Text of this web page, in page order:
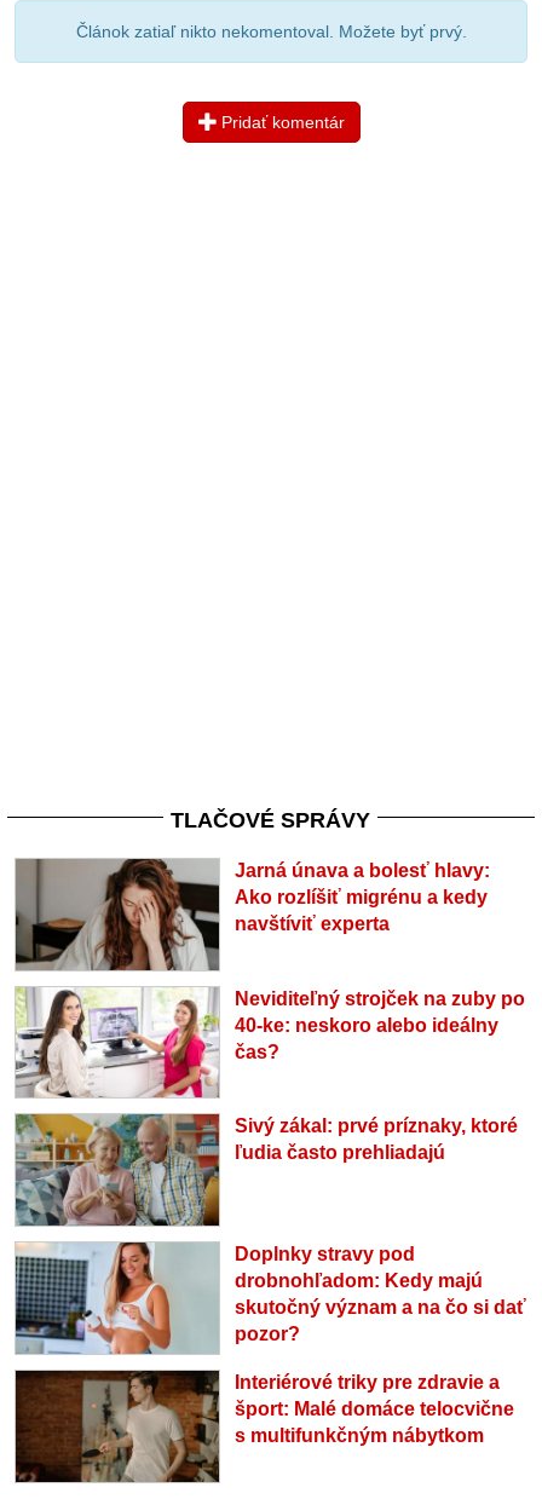
Článok zatiaľ nikto nekomentoval. Možete byť prvý.
Pridať komentár
TLAČOVÉ SPRÁVY
Jarná únava a bolesť hlavy:
Ako rozlíšiť migrénu a kedy
navštíviť experta
Neviditeľný strojček na zuby po
40-ke: neskoro alebo ideálny
čas?
Sivý zákal: prvé príznaky, ktoré
ľudia často prehliadajú
Doplnky stravy pod
drobnohľadom: Kedy majú
skutočný význam a na čo si dať
pozor?
Interiérové triky pre zdravie a
šport: Malé domáce telocvične
s multifunkčným nábytkom